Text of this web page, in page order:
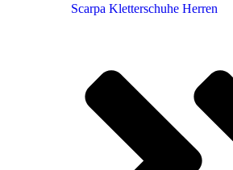
Scarpa Kletterschuhe Herren